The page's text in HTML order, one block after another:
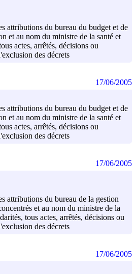
attributions du bureau du budget et de
et au nom du ministre de la santé et
actes, arrêtés, décisions ou
des décrets
attributions du bureau du budget et de
et au nom du ministre de la santé et
actes, arrêtés, décisions ou
des décrets
17/06/2005
attributions du bureau de la gestion
et au nom du ministre de la
tous actes, arrêtés, décisions ou
des décrets
17/06/2005
17/06/2005